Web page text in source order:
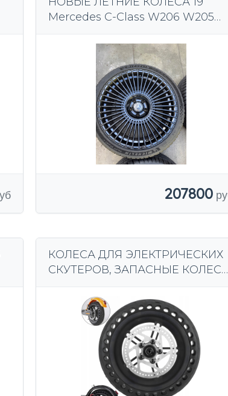
Mercedes C-Class W206 W205
207800
КОЛЕСА ДЛЯ ЭЛЕКТРИЧЕСКИХ
СКУТЕРОВ, ЗАПАСНЫЕ КОЛЕСА
СКУТЕРОВ